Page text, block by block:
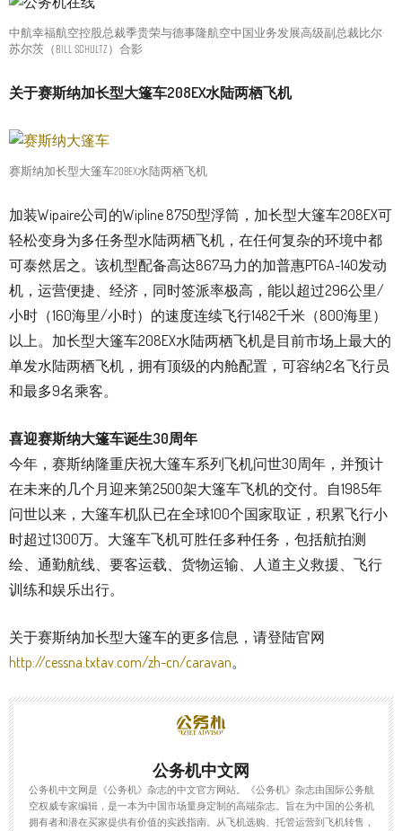
中航幸福航空控股总裁季贵荣与德事隆航空中国业务发展高级副总裁比尔·
苏尔茨（Bill Schultz）合影
关于赛斯纳加长型大篷车208EX水陆两栖飞机
赛斯纳加长型大篷车208EX水陆两栖飞机
加装Wipaire公司的Wipline 8750型浮筒，加长型大篷车208EX可
轻松变身为多任务型水陆两栖飞机，在任何复杂的环境中都
可泰然居之。该机型配备高达867马力的加普惠PT6A-140发动
机，运营便捷、经济，同时签派率极高，能以超过296公里/
小时（160海里/小时）的速度连续飞行1482千米（800海里）
以上。加长型大篷车208EX水陆两栖飞机是目前市场上最大的
单发水陆两栖飞机，拥有顶级的内舱配置，可容纳2名飞行员
和最多9名乘客。
喜迎赛斯纳大篷车诞生30周年
今年，赛斯纳隆重庆祝大篷车系列飞机问世30周年，并预计
在未来的几个月迎来第2500架大篷车飞机的交付。自1985年
问世以来，大篷车机队已在全球100个国家取证，积累飞行小
时超过1300万。大篷车飞机可胜任多种任务，包括航拍测
绘、通勤航线、要客运载、货物运输、人道主义救援、飞行
训练和娱乐出行。
关于赛斯纳加长型大篷车的更多信息，请登陆官网
http://cessna.txtav.com/zh-cn/caravan。
公务机中文网
公务机中文网是《公务机》杂志的中文官方网站。《公务机》杂志由国际公务航
空权威专家编辑，是一本为中国市场量身定制的高端杂志。旨在为中国的公务机
拥有者和潜在买家提供有价值的实践指南。从飞机选购、托管运营到飞机转售，